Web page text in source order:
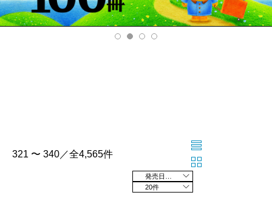
Pre
v
Ne
xt
321 〜 340／全4,565件
20件